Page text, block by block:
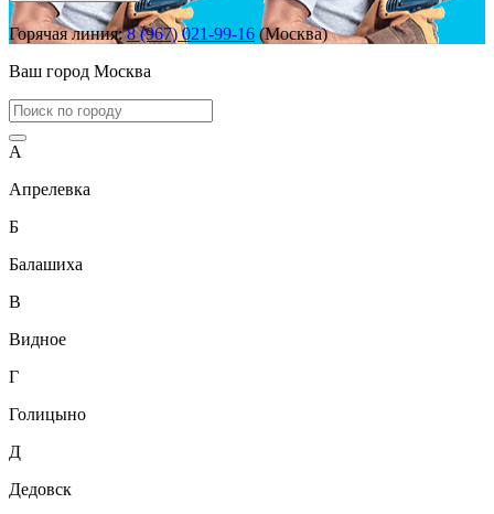
Горячая линия:8 (967) 021-99-16 (Москва)
Ваш город Москва
А
Апрелевка
Б
Балашиха
В
Видное
Г
Голицыно
Д
Дедовск